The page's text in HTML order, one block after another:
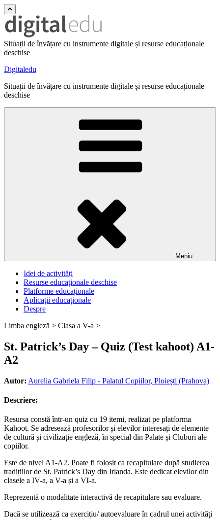
Situații de învățare cu instrumente digitale și resurse educaționale
deschise
Digitaledu
Situații de învățare cu instrumente digitale și resurse educaționale
deschise
Meniu
Idei de activități
Resurse educaționale deschise
Platforme educaționale
Aplicații educaționale
Despre
Limba engleză > Clasa a V-a >
St. Patrick’s Day – Quiz (Test kahoot) A1-
A2
Autor: Aurelia Gabriela Filip - Palatul Copiilor, Ploiești (Prahova)
Descriere:
Resursa constă într-un quiz cu 19 itemi, realizat pe platforma
Kahoot. Se adresează profesorilor și elevilor interesați de elemente
de cultură și civilizație engleză, în special din Palate și Cluburi ale
copiilor.
Este de nivel A1-A2. Poate fi folosit ca recapitulare după studierea
tradițiilor de St. Patrick’s Day din Irlanda. Este dedicat elevilor din
clasele a IV-a, a V-a și a VI-a.
Reprezentă o modalitate interactivă de recapitulare sau evaluare.
Dacă se utilizează ca exercițiu/ autoevaluare în cadrul unei activități